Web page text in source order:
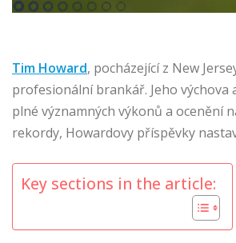
Tim Howard, pocházející z New
profesionální brankář. Jeho
plné významných výkonů a ocenění
rekordy, Howardovy příspěvky
Key sections in the article: